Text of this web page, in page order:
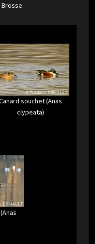
Brosse.
souchet (Anas
clypeata)